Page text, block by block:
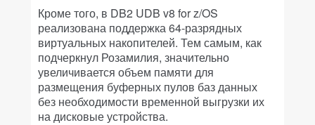
Кроме того, в DB2 UDB v8 for z/OS
реализована поддержка 64-разрядных
виртуальных накопителей. Тем самым, как
подчеркнул Розамилия, значительно
увеличивается объем памяти для
размещения буферных пулов баз данных
без необходимости временной выгрузки их
на дисковые устройства.